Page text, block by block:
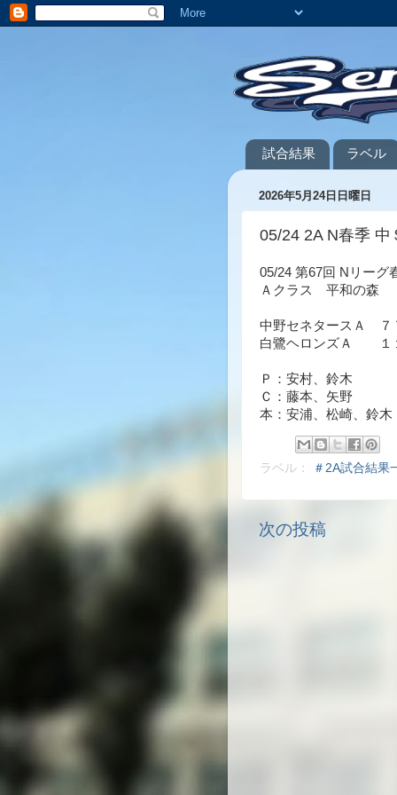
試合結果 ラベル
2026年5月24日日曜日
05/24 2A N春季 中
05/24 第67回 Nリーグ
Ａクラス 平和の森
中野セネタースＡ
白鷺ヘロンズＡ １
Ｐ：安村、鈴木
Ｃ：藤本、矢野
本：安浦、松崎、鈴木
ラベル： ＃2A試合結果
次の投稿